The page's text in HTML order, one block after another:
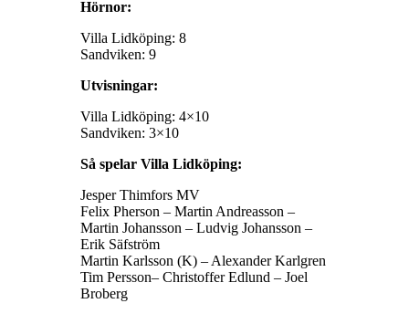
Hörnor:
Villa Lidköping: 8
Sandviken: 9
Utvisningar:
Villa Lidköping: 4×10
Sandviken: 3×10
Så spelar Villa Lidköping:
Jesper Thimfors MV
Felix Pherson – Martin Andreasson –
Martin Johansson – Ludvig Johansson –
Erik Säfström
Martin Karlsson (K) – Alexander Karlgren
Tim Persson– Christoffer Edlund – Joel
Broberg